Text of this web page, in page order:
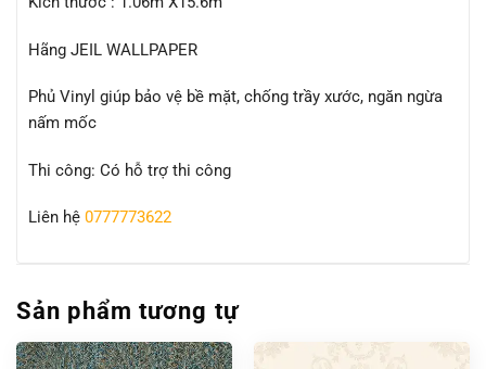
Hãng JEIL WALLPAPER
Phủ Vinyl giúp bảo vệ bề mặt, chống trầy xước, ngăn ngừa
nấm mốc
Thi công: Có hỗ trợ thi công
Liên hệ 0777773622
Sản phẩm tương tự